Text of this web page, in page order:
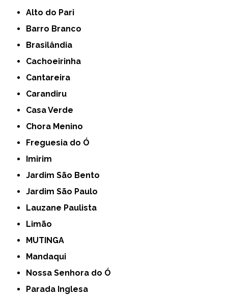
Alto do Pari
Barro Branco
Brasilândia
Cachoeirinha
Cantareira
Carandiru
Casa Verde
Chora Menino
Freguesia do Ó
Imirim
Jardim São Bento
Jardim São Paulo
Lauzane Paulista
Limão
MUTINGA
Mandaqui
Nossa Senhora do Ó
Parada Inglesa